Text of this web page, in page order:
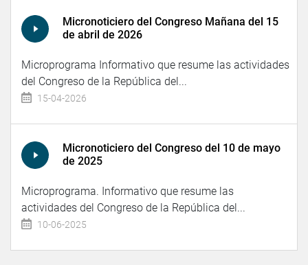
Micronoticiero del Congreso Mañana del 15
de abril de 2026
Microprograma Informativo que resume las actividades
del Congreso de la República del...
15-04-2026
Micronoticiero del Congreso del 10 de mayo
de 2025
Microprograma. Informativo que resume las
actividades del Congreso de la República del...
10-06-2025